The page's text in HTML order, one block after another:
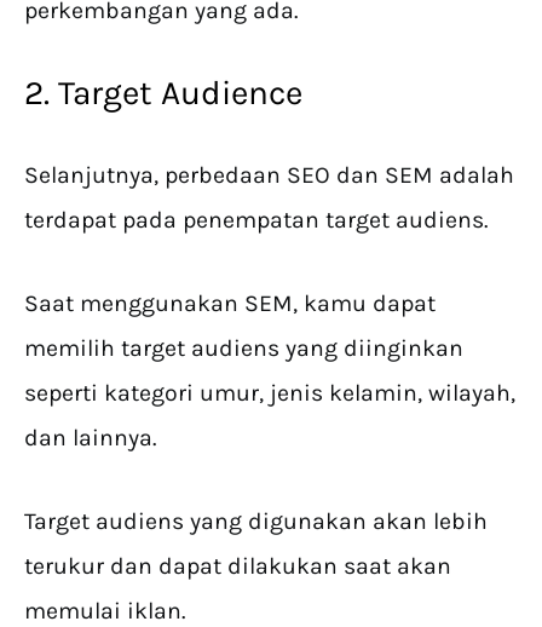
perkembangan yang ada.
2. Target Audience
Selanjutnya, perbedaan SEO dan SEM adalah
terdapat pada penempatan target audiens.
Saat menggunakan SEM, kamu dapat
memilih target audiens yang diinginkan
seperti kategori umur, jenis kelamin, wilayah,
dan lainnya.
Target audiens yang digunakan akan lebih
terukur dan dapat dilakukan saat akan
memulai iklan.